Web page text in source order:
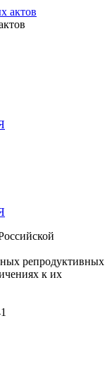
репродуктивных
к их